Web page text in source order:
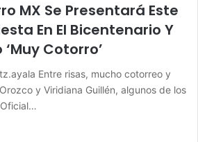
MX Se Presentará Este
En El Bicentenario Y
Cotorro’
Entre risas, mucho cotorreo y
y Viridiana Guillén, algunos de los